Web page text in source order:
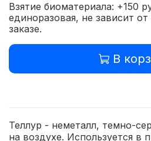
Взятие биоматериала: +150
единоразовая, не зависит
заказе.
В
Теллур - неметалл, темно-
на воздухе. Используется в